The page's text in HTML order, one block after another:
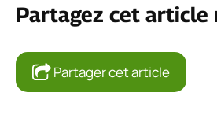
Partagez cet article
Partager cet article